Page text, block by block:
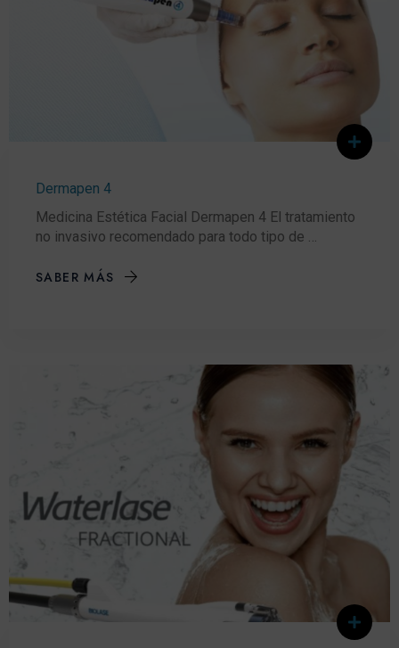
Dermapen 4
Medicina Estética Facial Dermapen 4 El tratamiento
no invasivo recomendado para todo tipo de …
SABER MÁS